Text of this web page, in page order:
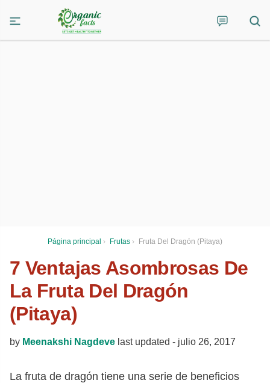
Página principal › Frutas › Fruta Del Dragón (Pitaya)
7 Ventajas Asombrosas De
La Fruta Del Dragón
(Pitaya)
by Meenakshi Nagdeve last updated - julio 26, 2017
La fruta de dragón tiene una serie de beneficios